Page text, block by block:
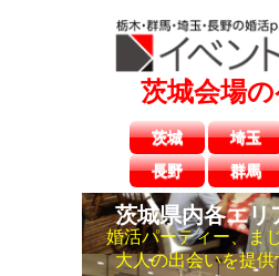
茨城会場
茨城 埼玉
長野
群馬
茨城県内各エリ
婚活パーティー、ま
大人の出会いを提